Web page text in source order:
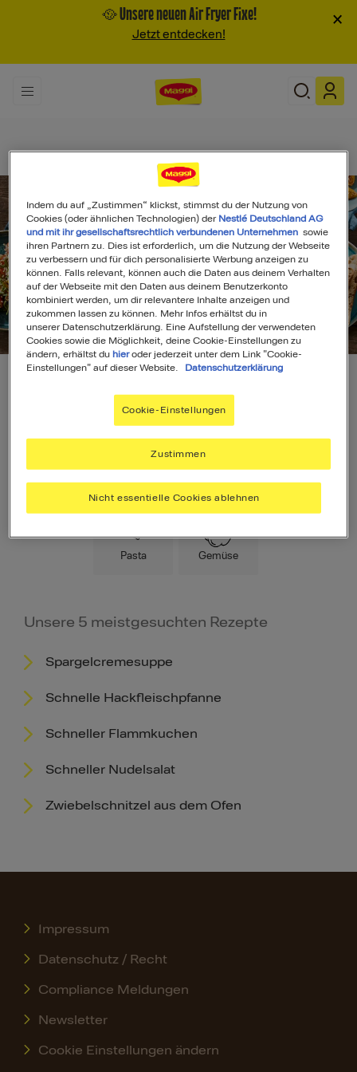
🥘 Unsere neuen Air Fryer Fixe!
Jetzt entdecken!
×
Search
Hauptspeise Fleisch Low Carb
Pasta Gemüse
Unsere 5 meistgesuchten Rezepte
Spargelcremesuppe
Schnelle Hackfleischpfanne
Schneller Flammkuchen
Schneller Nudelsalat
Zwiebelschnitzel aus dem Ofen
Impressum
Datenschutz / Recht
Compliance Meldungen
Newsletter
Cookie Einstellungen ändern
Indem du auf „Zustimmen“ klickst, stimmst du der Nutzung von
Cookies (oder ähnlichen Technologien) der Nestlé Deutschland AG
und mit ihr gesellschaftsrechtlich verbundenen Unternehmen sowie
ihren Partnern zu. Dies ist erforderlich, um die Nutzung der Webseite
zu verbessern und für dich personalisierte Werbung anzeigen zu
können. Falls relevant, können auch die Daten aus deinem Verhalten
auf der Webseite mit den Daten aus deinem Benutzerkonto
kombiniert werden, um dir relevantere Inhalte anzeigen und
zukommen lassen zu können. Mehr Infos erhältst du in
unserer Datenschutzerklärung. Eine Aufstellung der verwendeten
Cookies sowie die Möglichkeit, deine Cookie-Einstellungen zu
ändern, erhältst duhieroder jederzeit unter dem Link "Cookie-
Einstellungen" auf dieser Website.
Datenschutzerklärung
Cookie-Einstellungen
Nicht essentielle Cookies ablehnen
Zustimmen